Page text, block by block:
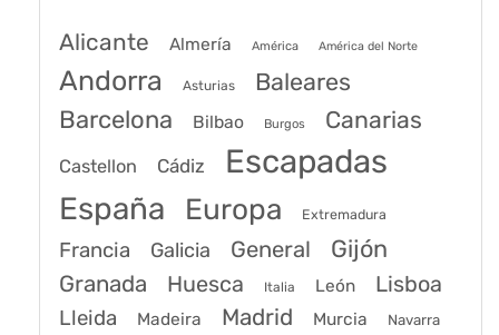
Alicante Almería América América del Norte
Andorra Asturias Baleares
Barcelona Bilbao Burgos Canarias
Castellon Cádiz Escapadas
España Europa Extremadura
Francia Galicia General Gijón
Granada Huesca Italia León Lisboa
Lleida Madeira Madrid Murcia Navarra